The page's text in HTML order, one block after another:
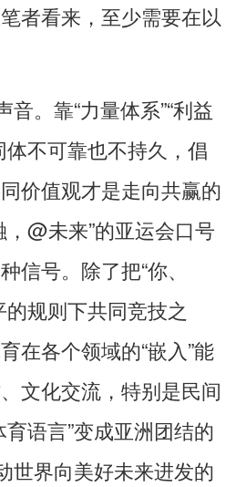
者看来，至少需要在以
。靠“力量体系”“利益
体不可靠也不持久，倡
价值观才是走向共赢的
@未来”的亚运会口号
信号。除了把“你、
规则下共同竞技之
在各个领域的“嵌入”能
文化交流，特别是民间
语言”变成亚洲团结的
世界向美好未来进发的